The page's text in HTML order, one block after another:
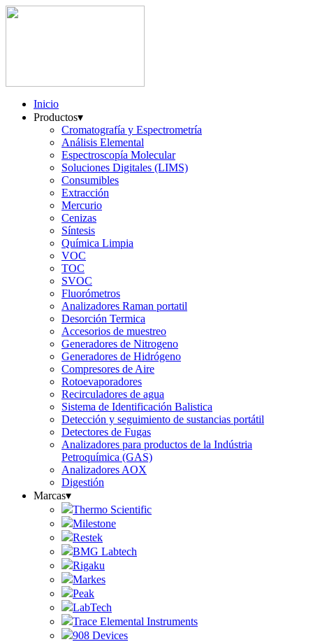
Inicio
Productos▾
Cromatografía y Espectrometría
Análisis Elemental
Espectroscopía Molecular
Soluciones Digitales (LIMS)
Consumibles
Extracción
Mercurio
Cenizas
Síntesis
Química Limpia
VOC
TOC
SVOC
Fluorómetros
Analizadores Raman portatil
Desorción Termica
Accesorios de muestreo
Generadores de Nitrogeno
Generadores de Hidrógeno
Compresores de Aire
Rotoevaporadores
Recirculadores de agua
Sistema de Identificación Balistica
Detección y seguimiento de sustancias portátil
Detectores de Fugas
Analizadores para productos de la Indústria
Petroquímica (GAS)
Analizadores AOX
Digestión
Marcas▾
Thermo Scientific
Milestone
Restek
BMG Labtech
Rigaku
Markes
Peak
LabTech
Trace Elemental Instruments
908 Devices